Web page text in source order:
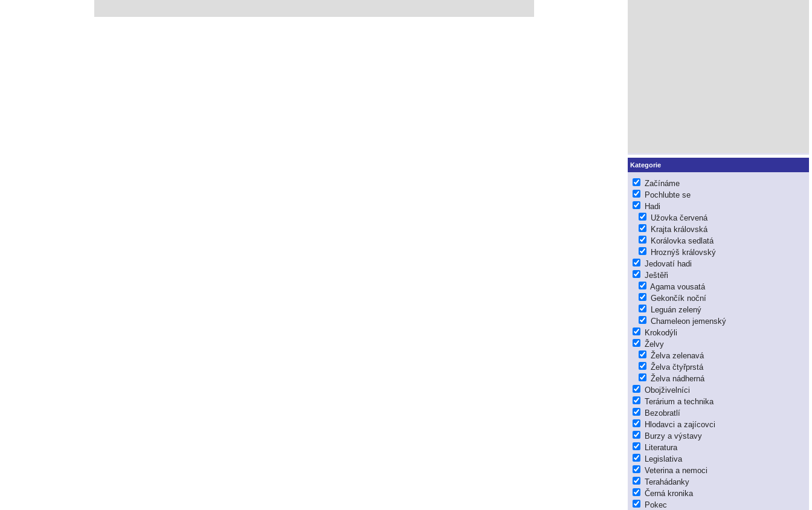
Kategorie
Začínáme
Pochlubte se
Hadi
Užovka červená
Krajta královská
Korálovka sedlatá
Hroznýš královský
Jedovatí hadi
Ještěři
Agama vousatá
Gekončík noční
Leguán zelený
Chameleon jemenský
Krokodýli
Želvy
Želva zelenavá
Želva čtyřprstá
Želva nádherná
Obojživelníci
Terárium a technika
Bezobratlí
Hlodavci a zajícovci
Burzy a výstavy
Literatura
Legislativa
Veterina a nemoci
Terahádanky
Černá kronika
Pokec